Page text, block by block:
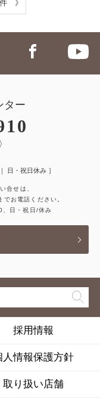
》
ター
日・祝日休み ］
合せは、
でお電話ください。
日・祝日/休み
採用情報
人情報保護方針
取り扱い店舗